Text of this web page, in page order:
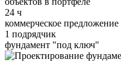
24 ч
коммерческое предложение
1 подрядчик
фундамент "под ключ"